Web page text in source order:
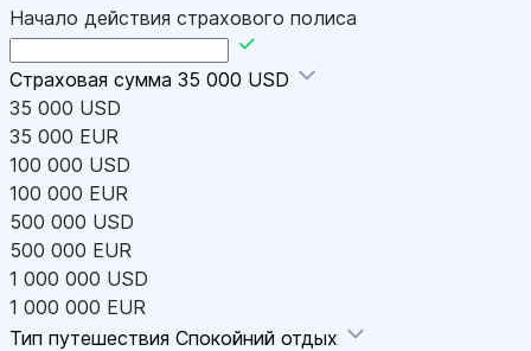
Начало действия страхового полиса
Страховая сумма 35 000 USD
35 000 USD
35 000 EUR
100 000 USD
100 000 EUR
500 000 USD
500 000 EUR
1 000 000 USD
1 000 000 EUR
Тип путешествия Спокойний отдых